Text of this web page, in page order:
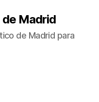
Madrid
de Madrid para